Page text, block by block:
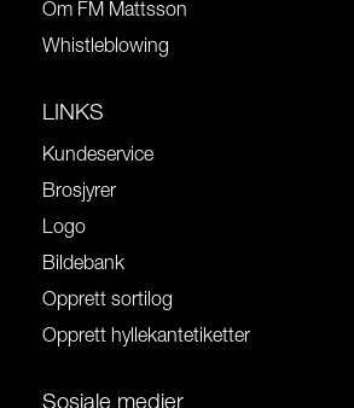
Om FM Mattsson
Whistleblowing
LINKS
Kundeservice
Brosjyrer
Logo
Bildebank
Opprett sortilog
Opprett hyllekantetiketter